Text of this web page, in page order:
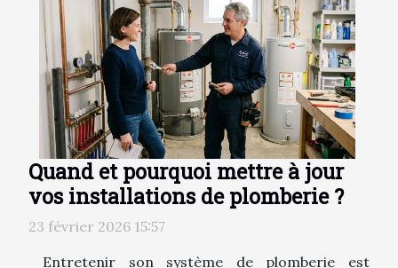
Quand et pourquoi mettre à jour
vos installations de plomberie ?
23 février 2026 15:57
Entretenir son système de plomberie est